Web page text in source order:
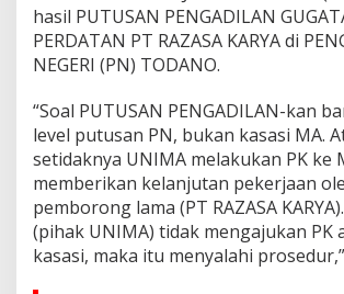
hasil PUTUSAN PENGADILAN
PERDATAN PT RAZASA KARYA di
NEGERI (PN) TODANO.
“Soal PUTUSAN PENGADILAN-kan
level putusan PN, bukan kasasi MA.
setidaknya UNIMA melakukan PK ke
memberikan kelanjutan pekerjaan
pemborong lama (PT RAZASA
(pihak UNIMA) tidak mengajukan PK
kasasi, maka itu menyalahi